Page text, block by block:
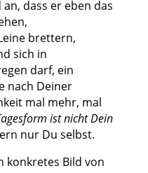
dass er eben das
brettern,
sich in
darf, ein
nach Deiner
mal mehr, mal
ist nicht Dein
nur Du selbst.
konkretes Bild von